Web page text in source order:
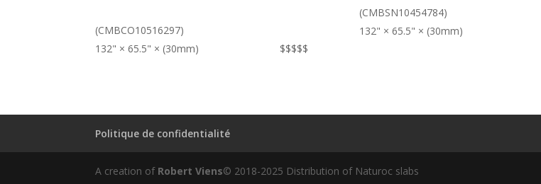
(CMBCO10516297)
132" × 65.5" × (30mm)
$$$$$
(CMBSN10454784)
132" × 65.5" × (30mm)
Politique de confidentialité
A creation of Robert Viens© 2018-2025 Distribution of Naturoc slabs